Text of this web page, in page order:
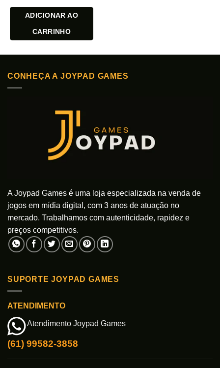
ADICIONAR AO
CARRINHO
CONHEÇA A JOYPAD GAMES
A Joypad Games é uma loja especializada na venda de
jogos em mídia digital, com 3 anos de atuação no
mercado. Trabalhamos com autenticidade, rapidez e
preços competitivos.
SUPORTE JOYPAD GAMES
ATENDIMENTO
Atendimento Joypad Games
(61) 99582-3858